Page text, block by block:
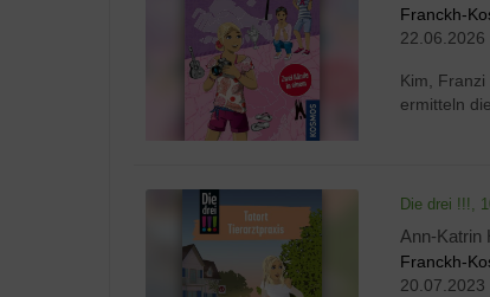
Franckh-
22.06.2026
Kim,
ermitteln
Die drei !!!,
Ann-Katrin
Franckh-
20.07.2023